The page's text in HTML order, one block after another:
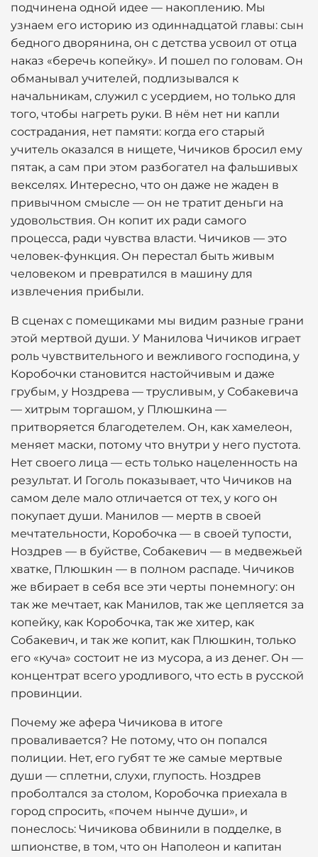
подчинена одной идее — накоплению. Мы
узнаем его историю из одиннадцатой главы: сын
бедного дворянина, он с детства усвоил от отца
наказ «беречь копейку». И пошел по головам. Он
обманывал учителей, подлизывался к
начальникам, служил с усердием, но только для
того, чтобы нагреть руки. В нём нет ни капли
сострадания, нет памяти: когда его старый
учитель оказался в нищете, Чичиков бросил ему
пятак, а сам при этом разбогател на фальшивых
векселях. Интересно, что он даже не жаден в
привычном смысле — он не тратит деньги на
удовольствия. Он копит их ради самого
процесса, ради чувства власти. Чичиков — это
человек-функция. Он перестал быть живым
человеком и превратился в машину для
извлечения прибыли.
В сценах с помещиками мы видим разные грани
этой мертвой души. У Манилова Чичиков играет
роль чувствительного и вежливого господина, у
Коробочки становится настойчивым и даже
грубым, у Ноздрева — трусливым, у Собакевича
— хитрым торгашом, у Плюшкина —
притворяется благодетелем. Он, как хамелеон,
меняет маски, потому что внутри у него пустота.
Нет своего лица — есть только нацеленность на
результат. И Гоголь показывает, что Чичиков на
самом деле мало отличается от тех, у кого он
покупает души. Манилов — мертв в своей
мечтательности, Коробочка — в своей тупости,
Ноздрев — в буйстве, Собакевич — в медвежьей
хватке, Плюшкин — в полном распаде. Чичиков
же вбирает в себя все эти черты понемногу: он
так же мечтает, как Манилов, так же цепляется за
копейку, как Коробочка, так же хитер, как
Собакевич, и так же копит, как Плюшкин, только
его «куча» состоит не из мусора, а из денег. Он —
концентрат всего уродливого, что есть в русской
провинции.
Почему же афера Чичикова в итоге
проваливается? Не потому, что он попался
полиции. Нет, его губят те же самые мертвые
души — сплетни, слухи, глупость. Ноздрев
проболтался за столом, Коробочка приехала в
город спросить, «почем нынче души», и
понеслось: Чичикова обвинили в подделке, в
шпионстве, в том, что он Наполеон и капитан